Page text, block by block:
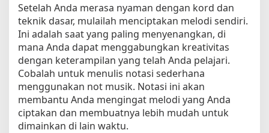
Setelah Anda merasa nyaman dengan kord dan
teknik dasar, mulailah menciptakan melodi sendiri.
Ini adalah saat yang paling menyenangkan, di
mana Anda dapat menggabungkan kreativitas
dengan keterampilan yang telah Anda pelajari.
Cobalah untuk menulis notasi sederhana
menggunakan not musik. Notasi ini akan
membantu Anda mengingat melodi yang Anda
ciptakan dan membuatnya lebih mudah untuk
dimainkan di lain waktu.